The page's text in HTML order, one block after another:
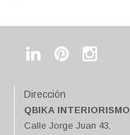
Dirección
QBIKA INTERIORISMO
Calle Jorge Juan 43,